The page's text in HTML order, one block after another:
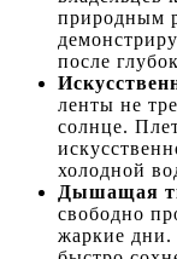
природным
после
ленты не
солнце.
холодной
Дышащая
свободно
жаркие дни.